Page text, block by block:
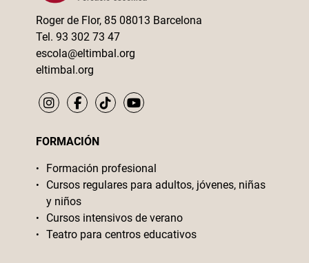
Roger de Flor, 85 08013 Barcelona
Tel. 93 302 73 47
escola@eltimbal.org
eltimbal.org
FORMACIÓN
Formación profesional
Cursos regulares para adultos, jóvenes, niñas
y niños
Cursos intensivos de verano
Teatro para centros educativos